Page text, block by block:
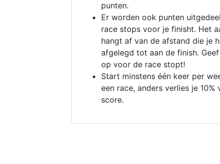
punten.
Er worden ook punten
race stops voor je finisht. Het
hangt af van de afstand die je
afgelegd tot aan de finish.
op voor de race stopt!
Start minstens één keer per
een race, anders verlies je 10%
score.